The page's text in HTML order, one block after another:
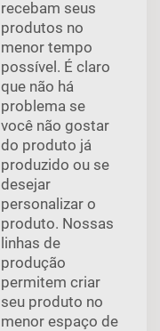
recebam seus
produtos no
menor tempo
possível. É claro
que não há
problema se
você não gostar
do produto já
produzido ou se
desejar
personalizar o
produto. Nossas
linhas de
produção
permitem criar
seu produto no
menor espaço de